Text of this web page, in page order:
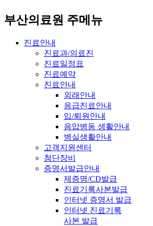
부산의료원 주메뉴
진료안내
진료과/의료진
진료일정표
진료예약
진료안내
외래안내
응급진료안내
입/퇴원안내
음압병동 생활안내
병실생활안내
고객지원센터
첨단장비
증명서발급안내
제증명/CD발급
진료기록사본발급
인터넷 증명서 발급
인터넷 진료기록
사본 발급